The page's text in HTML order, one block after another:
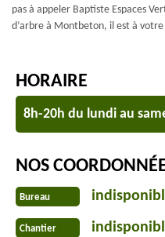
pas à appeler Baptiste Espaces
d’arbre à Montbeton, il est à votre
HORAIRE
8h-20h du lundi au
NOS
Bureau
Chantier